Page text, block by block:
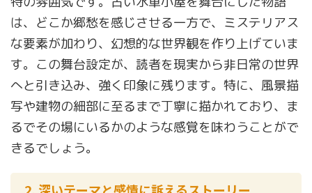
は、どこか郷愁を感じさせる一方で、ミステリアス
な要素が加わり、幻想的な世界観を作り上げていま
す。この舞台設定が、読者を現実から非日常の世界
へと引き込み、強く印象に残ります。特に、風景描
写や建物の細部に至るまで丁寧に描かれており、ま
るでその場にいるかのような感覚を味わうことがで
きるでしょう。